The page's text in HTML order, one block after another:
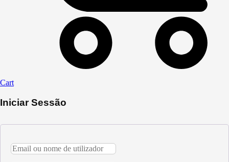
Cart
Iniciar Sessão